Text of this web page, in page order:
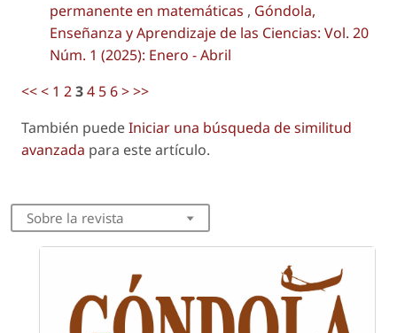
permanente en matemáticas , Góndola,
Enseñanza y Aprendizaje de las Ciencias: Vol. 20
Núm. 1 (2025): Enero - Abril
<<< 1 234 56>>>
También puedeIniciar una búsqueda de similitud
avanzada para este artículo.
Sobre la revista